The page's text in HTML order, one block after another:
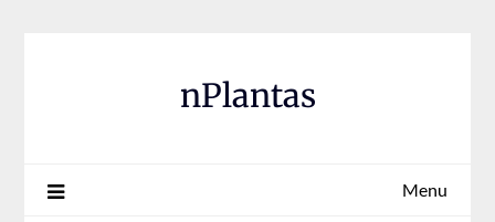
nPlantas
Menu